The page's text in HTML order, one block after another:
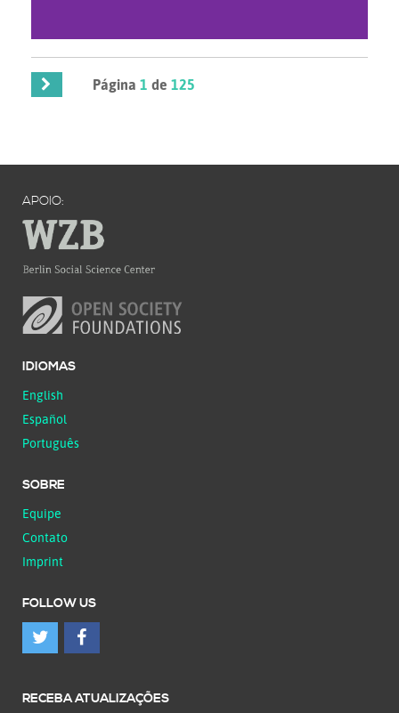
Página1 de125
APOIO:
IDIOMAS
English
Español
Português
SOBRE
Equipe
Contato
Imprint
FOLLOW US
RECEBA ATUALIZAÇÕES